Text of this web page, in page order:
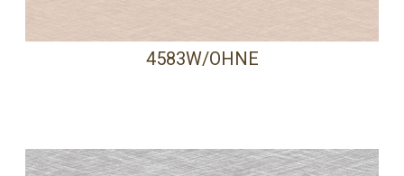
4583W/OHNE